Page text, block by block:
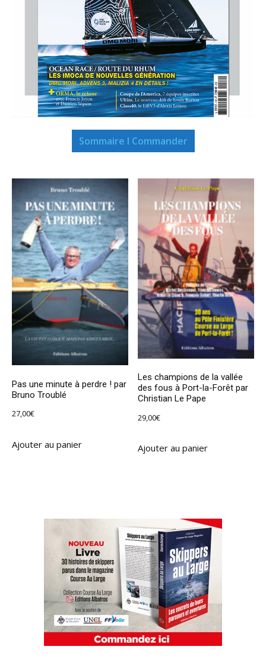
Sommaire I Commander
Pas une minute à perdre ! par
Bruno Troublé
27,00€
Ajouter au panier
Les champions de la vallée
des fous à Port-la-Forêt par
Christian Le Pape
29,00€
Ajouter au panier